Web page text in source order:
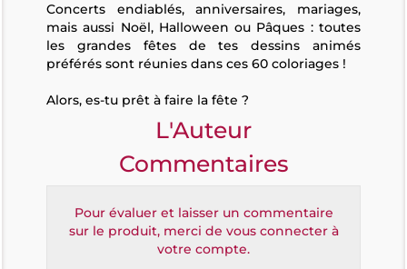
Concerts endiablés, anniversaires, mariages,
mais aussi Noël, Halloween ou Pâques : toutes
les grandes fêtes de tes dessins animés
préférés sont réunies dans ces 60 coloriages !
Alors, es-tu prêt à faire la fête ?
L'Auteur
Commentaires
Pour évaluer et laisser un commentaire
sur le produit, merci de vous connecter à
votre compte.